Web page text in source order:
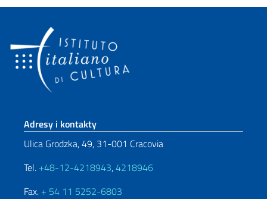
Footer section
Adresy i kontakty
Ulica Grodzka, 49, 31-001 Cracovia
Tel. +48-12-4218943,4218946
Fax. + 54 11 5252-6803